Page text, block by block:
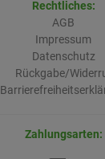
Rechtliches:
AGB
Impressum
Datenschutz
Rückgabe/
Zahlungsarten: